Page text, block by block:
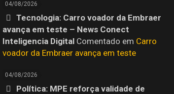
04/08/2026
Tecnologia: Carro voador da Embraer
avança em teste – News Conect
Inteligencia DigitalComentado em Carro
voador da Embraer avança em teste
04/08/2026
Política: MPE reforça validade de